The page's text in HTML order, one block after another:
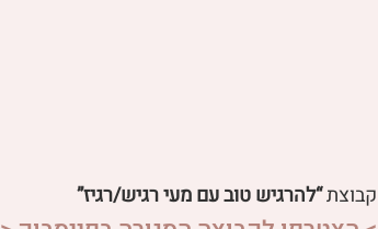
קבוצת“להרגיש טוב עם מעי רגיש/רגיז”